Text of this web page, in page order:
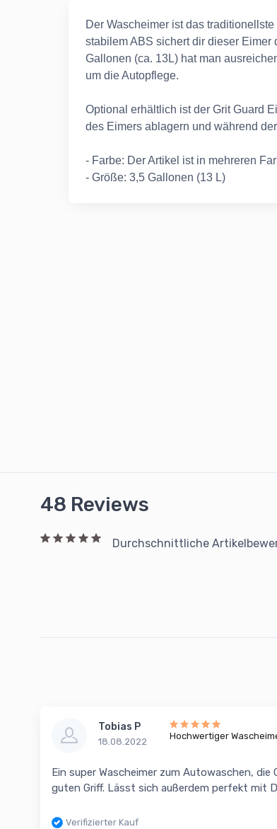
Der Wascheimer ist das
stabilem ABS sichert dir dieser
Gallonen (ca. 13L) hat man
um die Autopflege.
Optional erhältlich ist der Grit Guard
des Eimers ablagern und während
- Farbe: Der Artikel ist in mehreren
- Größe: 3,5 Gallonen (13 L)
48 Reviews
Durchschnittliche
Tobias P
18.08.2022
Hochwertiger
Ein super Wascheimer zum Autowaschen,
guten Griff. Lässt sich außerdem perfekt mit
Verifizierter Kauf